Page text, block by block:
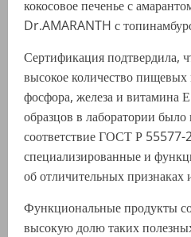
кокосовое печенье с
Dr.AMARANTH с
Сертификация подтвердила,
высокое количество пищевых
фосфора, железа и витамина
образцов в лаборатории
соответствие ГОСТ Р
специализированные и
об отличительных признаках
Функциональные продукты
высокую долю таких